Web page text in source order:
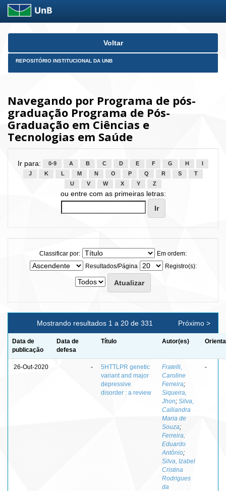
Skip
Voltar
REPOSITÓRIO INSTITUCIONAL DA UNB
Navegando por Programa de pós-
graduação Programa de Pós-
Graduação em Ciências e
Tecnologias em Saúde
Ir para: 0-9 A B C D E F G H
J
K L M N O P Q R S
T
U
V W X Y Z
ou entre com as primeiras letras:
Classificar por:
Em ordem:
Resultados/Página
Registro(s):
Mostrando resultados 1 a 20 de 331 Próximo >
Data de
publicação
Data de
defesa
Título Autor(es)
26-Out-2020 -
5HTTLPR genetic
variant and major
depressive
disorder : a review
Fratelli,
Caroline
Ferreira;
Siqueira,
Jhon; Silva,
Calliandra
Maria de
Souza;
Ferreira,
Eduardo
Antônio;
Silva, Izabel
Cristina
Rodrigues
da
-